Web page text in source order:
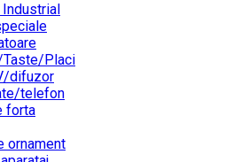
Taste/Placi
difuzor
telefon
forta
ornament